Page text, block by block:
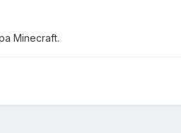
Minecraft.